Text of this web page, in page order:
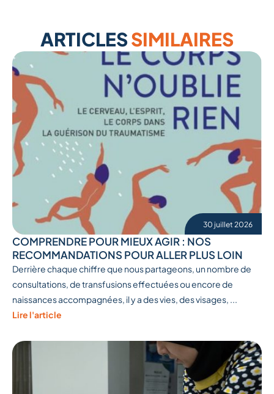
ARTICLESSIMILAIRES
30 juillet 2026
COMPRENDRE POUR MIEUX AGIR : NOS
RECOMMANDATIONS POUR ALLER PLUS LOIN
Derrière chaque chiffre que nous partageons, un nombre de
consultations, de transfusions effectuées ou encore de
naissances accompagnées, il y a des vies, des visages, ...
Lire l'article